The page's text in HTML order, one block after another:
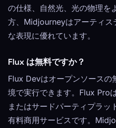
の仕様、自然光、光の物理を
方、Midjourneyはアーティス
な表現に優れています。
Flux は無料ですか？
Flux Devはオープンソースの
境で実行できます。Flux Pro
またはサードパーティプラッ
有料商用サービスです。